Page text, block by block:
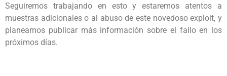
Seguiremos trabajando en esto y estaremos atentos a
muestras adicionales o al abuso de este novedoso exploit, y
planeamos publicar más información sobre el fallo en los
próximos días.